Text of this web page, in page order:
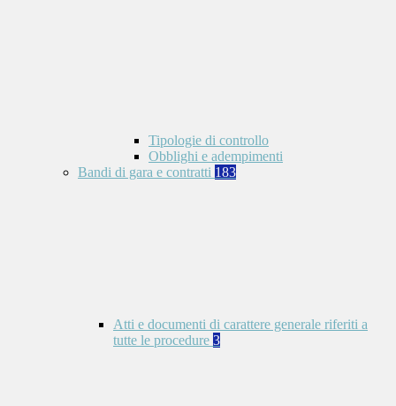
Tipologie di controllo
Obblighi e adempimenti
Bandi di gara e contratti 183
Atti e documenti di carattere generale riferiti a
tutte le procedure 3